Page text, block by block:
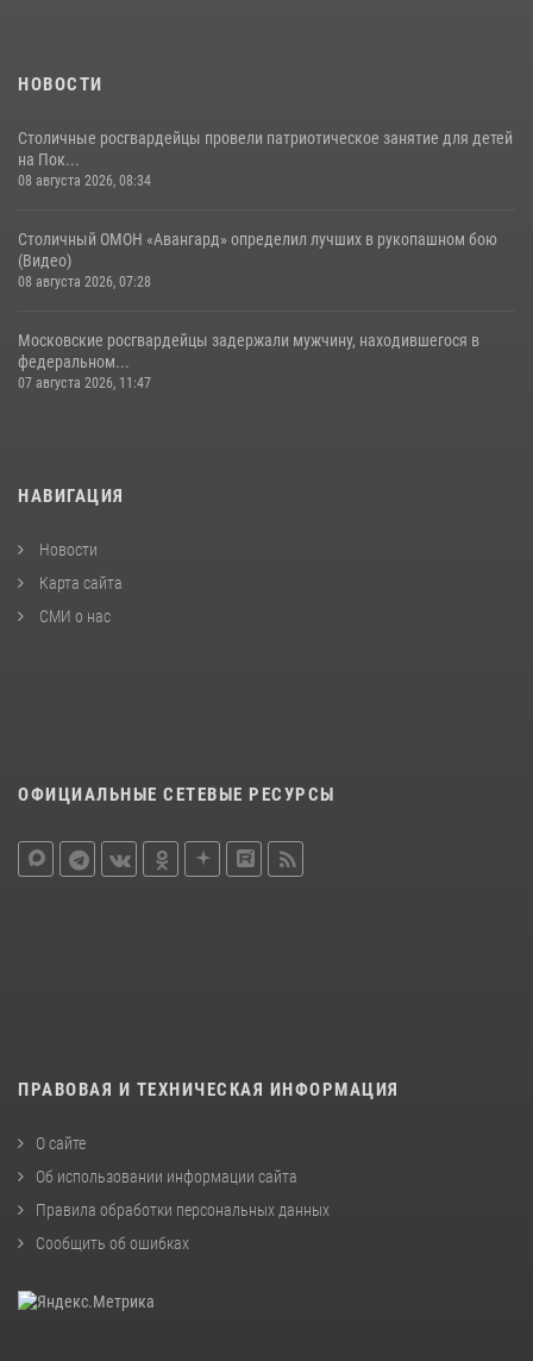
НОВОСТИ
Столичные росгвардейцы провели патриотическое занятие для детей
на Пок...
08 августа 2026, 08:34
Столичный ОМОН «Авангард» определил лучших в рукопашном бою
(Видео)
08 августа 2026, 07:28
Московские росгвардейцы задержали мужчину, находившегося в
федеральном...
07 августа 2026, 11:47
НАВИГАЦИЯ
Новости
Карта сайта
СМИ о нас
ОФИЦИАЛЬНЫЕ СЕТЕВЫЕ РЕСУРСЫ
ПРАВОВАЯ И ТЕХНИЧЕСКАЯ ИНФОРМАЦИЯ
О сайте
Об использовании информации сайта
Правила обработки персональных данных
Сообщить об ошибках